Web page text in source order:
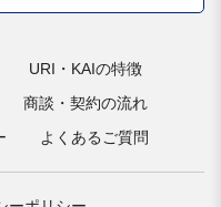
URI・KAIの特徴
商談・契約の流れ
よくあるご質問